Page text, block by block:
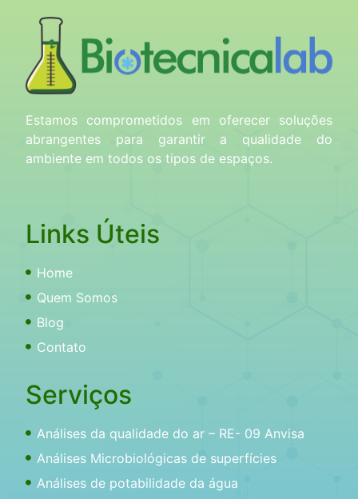
Estamos comprometidos em oferecer soluções
abrangentes para garantir a qualidade do
ambiente em todos os tipos de espaços.
Links Úteis
Home
Quem Somos
Blog
Contato
Serviços
Análises da qualidade do ar – RE- 09 Anvisa
Análises Microbiológicas de superfícies
Análises de potabilidade da água